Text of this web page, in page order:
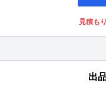
見積も
出